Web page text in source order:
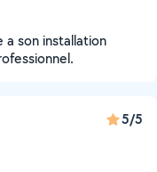
a son installation
5/5